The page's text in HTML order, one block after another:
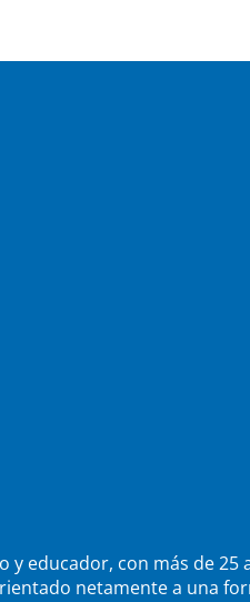
y educador, con más de
netamente a una